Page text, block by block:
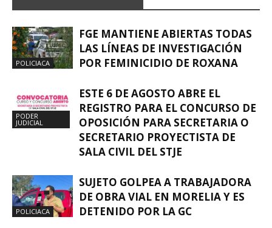
POLICIACA
FGE MANTIENE ABIERTAS TODAS
LAS LÍNEAS DE INVESTIGACIÓN
POR FEMINICIDIO DE ROXANA
PODER
JUDICIAL
ESTE 6 DE AGOSTO ABRE EL
REGISTRO PARA EL CONCURSO DE
OPOSICIÓN PARA SECRETARIA O
SECRETARIO PROYECTISTA DE
SALA CIVIL DEL STJE
POLICIACA
SUJETO GOLPEA A TRABAJADORA
DE OBRA VIAL EN MORELIA Y ES
DETENIDO POR LA GC